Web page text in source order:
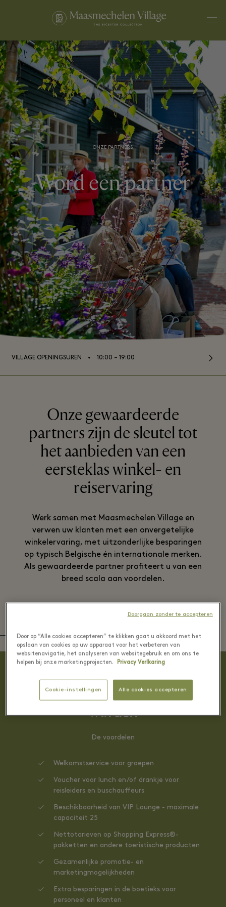
ONZE PARTNERS
Word een partner
VILLAGE OPENINGSUREN ⬩ 10:00 – 19:00
Onze gewaardeerde
partners zijn de sleutel tot
het aanbieden van een
eersteklas winkel- en
reiservaring
Werk samen met Maasmechelen Village en
verwen uw klanten met een onvergetelijke
winkelervaring, met uitzonderlijke besparingen
op typisch Belgische én internationale merken.
Als gewaardeerde partner profiteert u van een
breed scala aan voordelen.
Redenen om een partner te
worden
De voordelen
Welkomstservice voor groepen
Voucher voor lunch en/of drankje voor
reisleiders en buschauffeurs
Beschikbaarheid van VIP Lounge - maximale
capaciteit 25
Nettotarieven op Shopping Express®-
pakketten en andere toeristische producten
Gezamenlijke promotie- en
marketingmogelijkheden
Extra besparingen in de boetieks voor
personeel en klanten
Door op “Alle cookies accepteren” te klikken gaat u akkoord met het
opslaan van cookies op uw apparaat voor het verbeteren van
websitenavigatie, het analyseren van websitegebruik en om ons te
helpen bij onze marketingprojecten.
Privacy Verlkaring
Cookie-instellingen Alle cookies accepteren
Doorgaan zonder te accepteren